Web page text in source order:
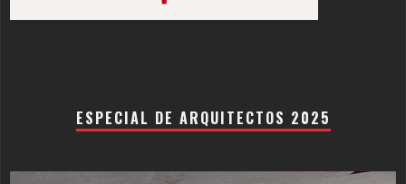
ESPECIAL DE ARQUITECTOS 2025